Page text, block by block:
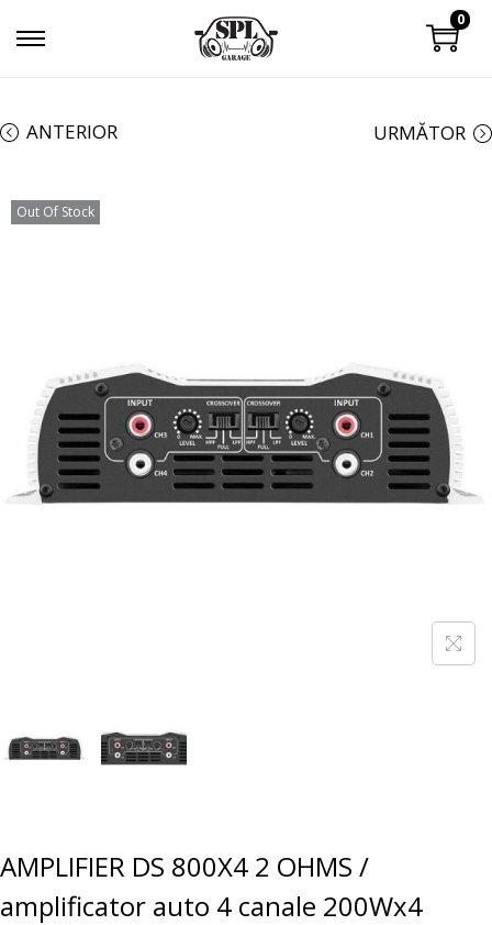
0
ANTERIOR URMĂTOR
Out Of Stock
AMPLIFIER DS 800X4 2 OHMS /
amplificator auto 4 canale 200Wx4